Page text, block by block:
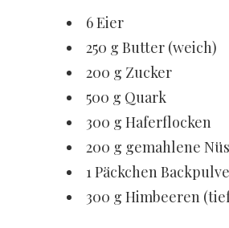
6 Eier
250 g Butter (weich)
200 g Zucker
500 g Quark
300 g Haferflocken
200 g gemahlene
1 Päckchen
300 g Himbeeren